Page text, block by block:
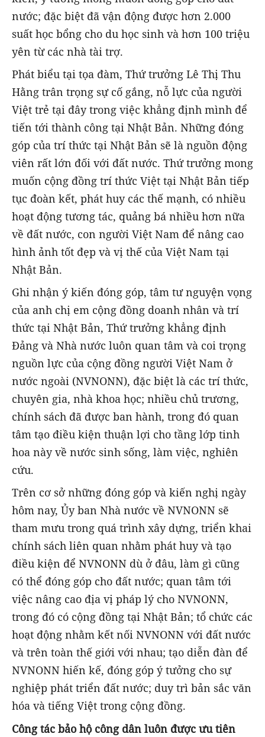
nước; đặc biệt đã vận động được hơn 2.000
suất học bổng cho du học sinh và hơn 100 triệu
yên từ các nhà tài trợ.
Phát biểu tại tọa đàm, Thứ trưởng Lê Thị Thu
Hằng trân trọng sự cố gắng, nỗ lực của người
Việt trẻ tại đây trong việc khẳng định mình để
tiến tới thành công tại Nhật Bản. Những đóng
góp của trí thức tại Nhật Bản sẽ là nguồn động
viên rất lớn đối với đất nước. Thứ trưởng mong
muốn cộng đồng trí thức Việt tại Nhật Bản tiếp
tục đoàn kết, phát huy các thế mạnh, có nhiều
hoạt động tương tác, quảng bá nhiều hơn nữa
về đất nước, con người Việt Nam để nâng cao
hình ảnh tốt đẹp và vị thế của Việt Nam tại
Nhật Bản.
Ghi nhận ý kiến đóng góp, tâm tư nguyện vọng
của anh chị em cộng đồng doanh nhân và trí
thức tại Nhật Bản, Thứ trưởng khẳng định
Đảng và Nhà nước luôn quan tâm và coi trọng
nguồn lực của cộng đồng người Việt Nam ở
nước ngoài (NVNONN), đặc biệt là các trí thức,
chuyên gia, nhà khoa học; nhiều chủ trương,
chính sách đã được ban hành, trong đó quan
tâm tạo điều kiện thuận lợi cho tầng lớp tinh
hoa này về nước sinh sống, làm việc, nghiên
cứu.
Trên cơ sở những đóng góp và kiến nghị ngày
hôm nay, Ủy ban Nhà nước về NVNONN sẽ
tham mưu trong quá trình xây dựng, triển khai
chính sách liên quan nhằm phát huy và tạo
điều kiện để NVNONN dù ở đâu, làm gì cũng
có thể đóng góp cho đất nước; quan tâm tới
việc nâng cao địa vị pháp lý cho NVNONN,
trong đó có cộng đồng tại Nhật Bản; tổ chức các
hoạt động nhằm kết nối NVNONN với đất nước
và trên toàn thế giới với nhau; tạo diễn đàn để
NVNONN hiến kế, đóng góp ý tưởng cho sự
nghiệp phát triển đất nước; duy trì bản sắc văn
hóa và tiếng Việt trong cộng đồng.
Công tác bảo hộ công dân luôn được ưu tiên